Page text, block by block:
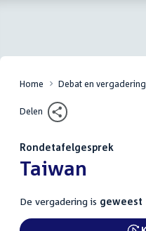
Home Debat en vergadering
Delen
Rondetafelgesprek
:Taiwan
De vergadering is geweest